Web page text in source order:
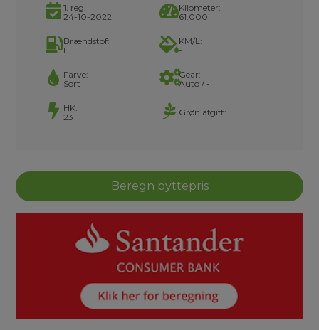
1. reg:
24-10-2022
Kilometer:
61.000
Brændstof:
El
KM/L:
-
Farve:
Sort
Gear:
Auto / -
HK:
231
Grøn afgift:
Beregn byttepris